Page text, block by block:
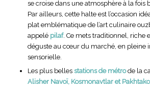
se croise dans une atmosphère à la fois
Par ailleurs, cette halte est l’occasion
plat emblématique de l’art culinaire
appelé pilaf. Ce mets traditionnel, riche
déguste au cœur du marché, en pleine
sensorielle.
Les plus belles stations de métrode la
Alisher Navoï, Kosmonavtlar et